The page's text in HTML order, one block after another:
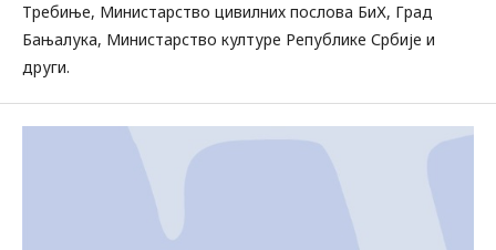
Требиње, Министарство цивилних послова БиХ, Град
Бањалука, Министарство културе Републике Србије и
други.